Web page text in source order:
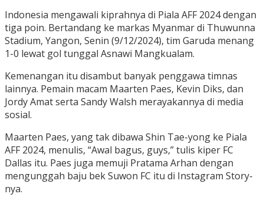
Indonesia mengawali kiprahnya di Piala AFF 2024 dengan
tiga poin. Bertandang ke markas Myanmar di Thuwunna
Stadium, Yangon, Senin (9/12/2024), tim Garuda menang
1-0 lewat gol tunggal Asnawi Mangkualam.
Kemenangan itu disambut banyak penggawa timnas
lainnya. Pemain macam Maarten Paes, Kevin Diks, dan
Jordy Amat serta Sandy Walsh merayakannya di media
sosial.
Maarten Paes, yang tak dibawa Shin Tae-yong ke Piala
AFF 2024, menulis, “Awal bagus, guys,” tulis kiper FC
Dallas itu. Paes juga memuji Pratama Arhan dengan
mengunggah baju bek Suwon FC itu di Instagram Story-
nya.